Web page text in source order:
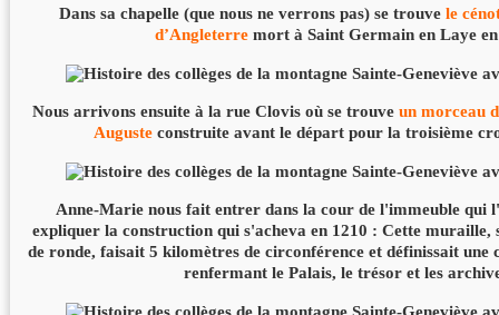
Dans sa chapelle (que nous ne verrons pas) se trouvele
d’Angleterre mort à Saint Germain en Laye
Nous arrivons ensuite à la rue Clovis où se trouveun morceau
Auguste construite avant le départ pour la troisième
Anne-Marie nous fait entrer dans la cour de l'immeuble qui
expliquer la construction qui s'acheva en 1210 : Cette muraille,
de ronde, faisait 5 kilomètres de circonférence et définissait une
renfermant le Palais, le trésor et les